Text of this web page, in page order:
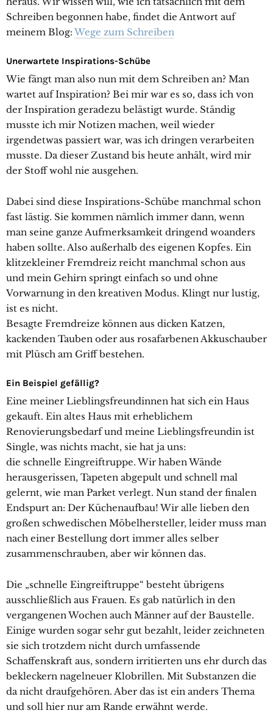
Schreiben begonnen habe, findet die Antwort auf
meinem Blog: Wege zum Schreiben
Unerwartete Inspirations-Schübe
Wie fängt man also nun mit dem Schreiben an? Man
wartet auf Inspiration? Bei mir war es so, dass ich von
der Inspiration geradezu belästigt wurde. Ständig
musste ich mir Notizen machen, weil wieder
irgendetwas passiert war, was ich dringen verarbeiten
musste. Da dieser Zustand bis heute anhält, wird mir
der Stoff wohl nie ausgehen.
Dabei sind diese Inspirations-Schübe manchmal schon
fast lästig. Sie kommen nämlich immer dann, wenn
man seine ganze Aufmerksamkeit dringend woanders
haben sollte. Also außerhalb des eigenen Kopfes. Ein
klitzekleiner Fremdreiz reicht manchmal schon aus
und mein Gehirn springt einfach so und ohne
Vorwarnung in den kreativen Modus. Klingt nur lustig,
ist es nicht.
Besagte Fremdreize können aus dicken Katzen,
kackenden Tauben oder aus rosafarbenen Akkuschauber
mit Plüsch am Griff bestehen.
Ein Beispiel gefällig?
Eine meiner Lieblingsfreundinnen hat sich ein Haus
gekauft. Ein altes Haus mit erheblichem
Renovierungsbedarf und meine Lieblingsfreundin ist
Single, was nichts macht, sie hat ja uns:
die schnelle Eingreiftruppe. Wir haben Wände
herausgerissen, Tapeten abgepult und schnell mal
gelernt, wie man Parket verlegt. Nun stand der finalen
Endspurt an: Der Küchenaufbau! Wir alle lieben den
großen schwedischen Möbelhersteller, leider muss man
nach einer Bestellung dort immer alles selber
zusammenschrauben, aber wir können das.
Die „schnelle Eingreiftruppe“ besteht übrigens
ausschließlich aus Frauen. Es gab natürlich in den
vergangenen Wochen auch Männer auf der Baustelle.
Einige wurden sogar sehr gut bezahlt, leider zeichneten
sie sich trotzdem nicht durch umfassende
Schaffenskraft aus, sondern irritierten uns ehr durch das
bekleckern nagelneuer Klobrillen. Mit Substanzen die
da nicht draufgehören. Aber das ist ein anders Thema
und soll hier nur am Rande erwähnt werde.